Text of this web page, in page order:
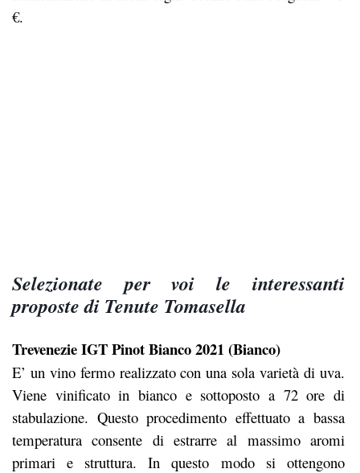
€.
Selezionate per voi le interessanti
proposte di Tenute Tomasella
Trevenezie IGT Pinot Bianco 2021 (Bianco)
E’ un vino fermo realizzato con una sola varietà di uva.
Viene vinificato in bianco e sottoposto a 72 ore di
stabulazione. Questo procedimento effettuato a bassa
temperatura consente di estrarre al massimo aromi
primari e struttura. In questo modo si ottengono